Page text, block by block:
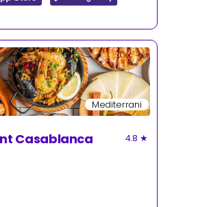
Mediterrani
Casablanca 4.8 ★